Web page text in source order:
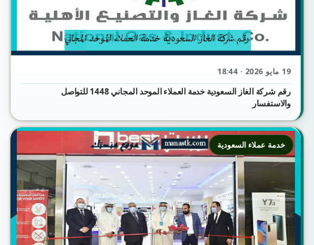
19 مايو 2026 · 18:44
رقم شركة الغاز السعودية خدمة العملاء الموحد المجاني 1448 للتواصل
والاستفسار
خدمة عملاء السعودية